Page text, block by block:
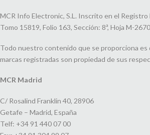
MCR Info Electronic, S.L. Inscrito en el
Tomo 15819, Folio 163, Sección: 8ª, Hoja M-
Todo nuestro contenido que se proporciona es
marcas registradas son propiedad de sus
MCR Madrid
C/ Rosalind Franklin 40, 28906
Getafe – Madrid, España
Telf: +34 91 440 07 00